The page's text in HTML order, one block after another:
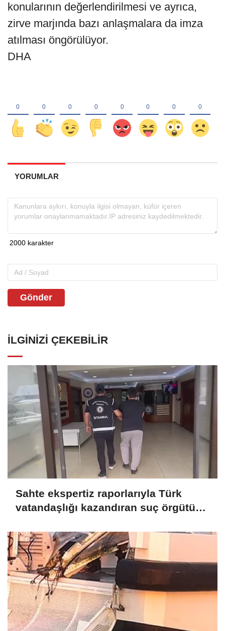
konularının değerlendirilmesi ve ayrıca,
zirve marjında bazı anlaşmalara da imza
atılması öngörülüyor.
DHA
YORUMLAR
Gönder
İLGINIZI ÇEKEBILIR
Sahte ekspertiz raporlarıyla Türk
vatandaşlığı kazandıran suç örgütüne